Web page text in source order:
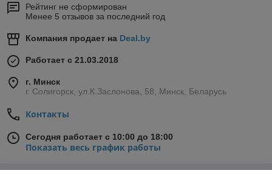
Рейтинг не сформирован
Менее 5 отзывов за последний год
Компания продает на Deal.by
Работает с 21.03.2018
г. Минск
г. Солигорск, ул.К.Заслонова, 58, Минск, Беларусь
Контакты
Сегодня работает с 10:00 до 18:00
Показать весь график работы